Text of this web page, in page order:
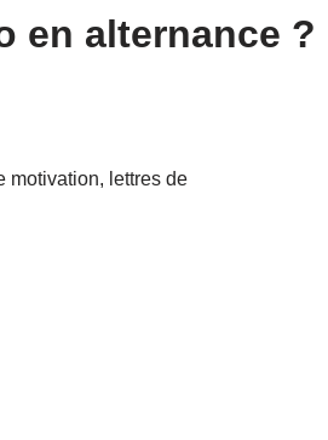
en alternance ?
motivation, lettres de